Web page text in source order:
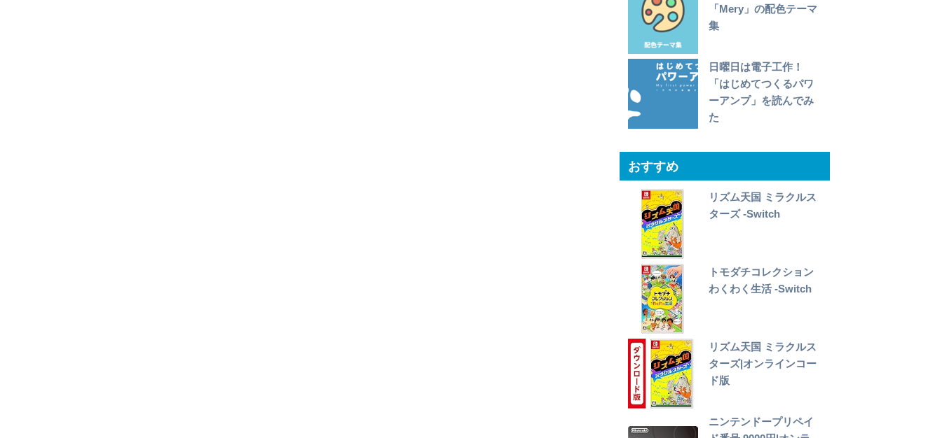
「Mery」の配色テーマ
集
日曜日は電子工作！
「はじめてつくるパワ
ーアンプ」を読んでみ
た
おすすめ
リズム天国 ミラクルス
ターズ -Switch
トモダチコレクション
わくわく生活 -Switch
リズム天国 ミラクルス
ターズ|オンラインコー
ド版
ニンテンドープリペイ